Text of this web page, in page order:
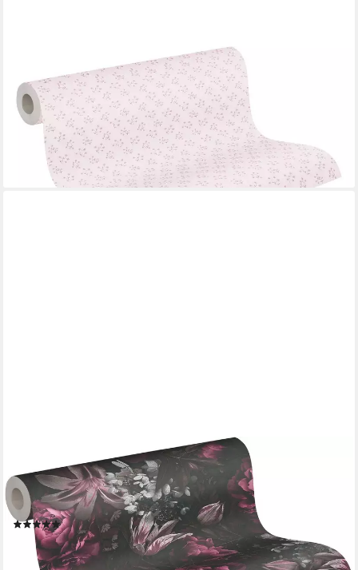
Wohnzimmer Schlafzimmer Küche Design
UVP59,95 €
(4,26 €/ 1 qm)
-62%
lieferbar - in 4-5 Werktagen bei dir
Vliestapete PintWalls Rosen Floral, glatt, matt, gemustert,
neutral, (1 St), Blumentapete Tapeten Wohnzimmer
Schlafzimmer Küche modern Design Optik
(8)
ab 19,40 € UVP 58,95 €
(3,65 €/ 1 qm)